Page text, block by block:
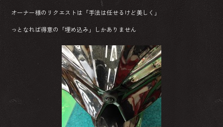
オーナー様のリクエストは「手法は任せるけど美しく」
っとなれば得意の「埋め込み」しかありません